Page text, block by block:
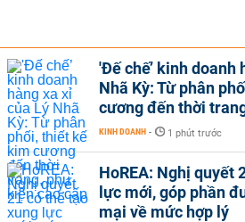
'Đế chế’ kinh doanh
Nhã Kỳ: Từ phân
cương đến thời
KINH DOANH - 1 phút trước
HoREA: Nghị quyết
lực mới, góp phần
mại về mức hợp lý